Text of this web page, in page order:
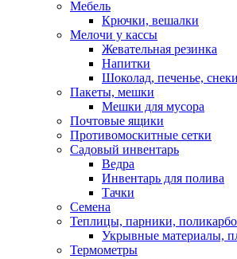
Мебель
Крючки, вешалки
Мелочи у кассы
Жевательная резинка
Напитки
Шоколад, печенье, снеки
Пакеты, мешки
Мешки для мусора
Почтовые ящики
Противомоскитные сетки
Садовый инвентарь
Ведра
Инвентарь для полива
Тачки
Семена
Теплицы, парники,
Укрывные материалы,
Термометры